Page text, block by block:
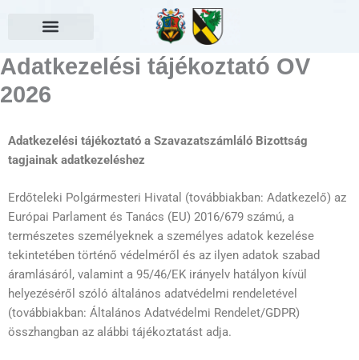
Adatkezelési tájékoztató OV
2026
Adatkezelési tájékoztató a Szavazatszámláló Bizottság
tagjainak adatkezeléshez
Erdőteleki Polgármesteri Hivatal (továbbiakban: Adatkezelő) az
Európai Parlament és Tanács (EU) 2016/679 számú, a
természetes személyeknek a személyes adatok kezelése
tekintetében történő védelméről és az ilyen adatok szabad
áramlásáról, valamint a 95/46/EK irányelv hatályon kívül
helyezéséről szóló általános adatvédelmi rendeletével
(továbbiakban: Általános Adatvédelmi Rendelet/GDPR)
összhangban az alábbi tájékoztatást adja.